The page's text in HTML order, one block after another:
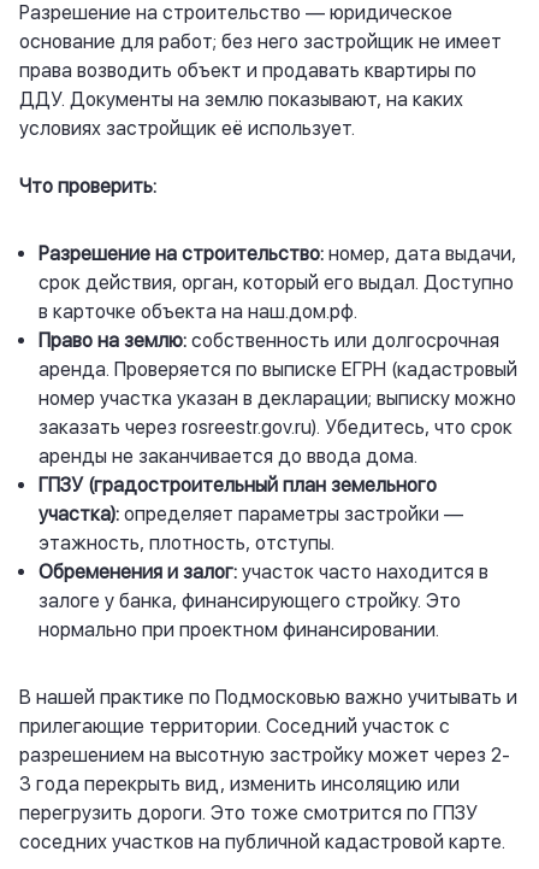
Разрешение на строительство — юридическое
основание для работ; без него застройщик не имеет
права возводить объект и продавать квартиры по
ДДУ. Документы на землю показывают, на каких
условиях застройщик её использует.
Что проверить:
Разрешение на строительство: номер, дата выдачи,
срок действия, орган, который его выдал. Доступно
в карточке объекта на наш.дом.рф.
Право на землю: собственность или долгосрочная
аренда. Проверяется по выписке ЕГРН (кадастровый
номер участка указан в декларации; выписку можно
заказать через rosreestr.gov.ru). Убедитесь, что срок
аренды не заканчивается до ввода дома.
ГПЗУ (градостроительный план земельного
участка): определяет параметры застройки —
этажность, плотность, отступы.
Обременения и залог: участок часто находится в
залоге у банка, финансирующего стройку. Это
нормально при проектном финансировании.
В нашей практике по Подмосковью важно учитывать и
прилегающие территории. Соседний участок с
разрешением на высотную застройку может через 2-
3 года перекрыть вид, изменить инсоляцию или
перегрузить дороги. Это тоже смотрится по ГПЗУ
соседних участков на публичной кадастровой карте.